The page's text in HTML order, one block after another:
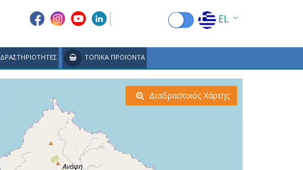
EL
EN
FR
DE
ΔΡΑΣΤΗΡΙΟΤΗΤΕΣ ΤΟΠΙΚΑ ΠΡΟΪΟΝΤΑ
Διαδραστικός Χάρτης